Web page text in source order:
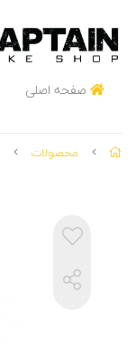
صفحه اصلی
محصولات